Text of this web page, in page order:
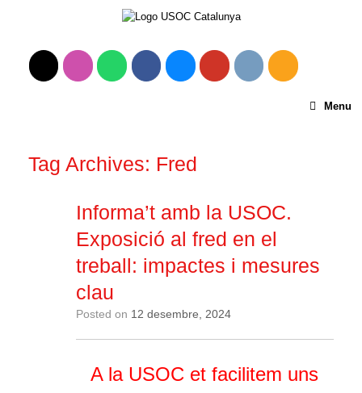
Menu
Tag Archives: Fred
Informa’t amb la USOC.
Exposició al fred en el
treball: impactes i mesures
clau
Posted on 12 desembre, 2024
A la USOC et facilitem uns